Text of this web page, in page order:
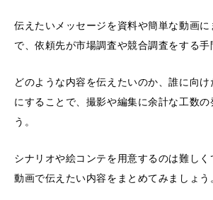
伝えたいメッセージを資料や簡単な動画に
で、依頼先が市場調査や競合調査をする手
どのような内容を伝えたいのか、誰に向
にすることで、撮影や編集に余計な工数の
う。
シナリオや絵コンテを用意するのは難し
動画で伝えたい内容をまとめてみましょう。